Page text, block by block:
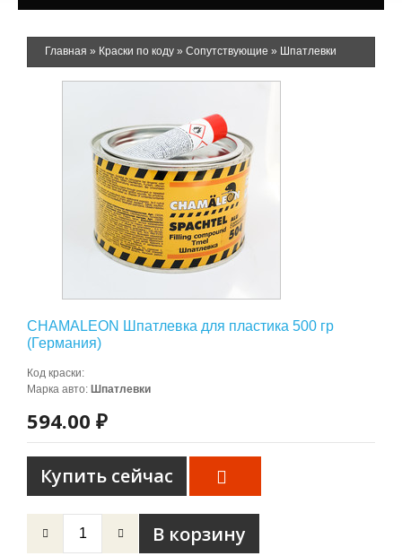
Главная » Краски по коду » Сопутствующие » Шпатлевки
CHAMALEON Шпатлевка для пластика 500 гр
(Германия)
Код краски:
Марка авто: Шпатлевки
594.00 ₽
Купить сейчас